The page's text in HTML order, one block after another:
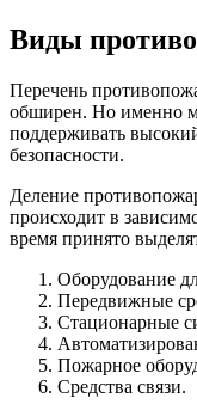
Виды
Перечень
обширен. Но именно
поддерживать
безопасности.
Деление
происходит в
время принято
Оборудование
Передвижные
Стационарные
Пожарное
Средства связи.